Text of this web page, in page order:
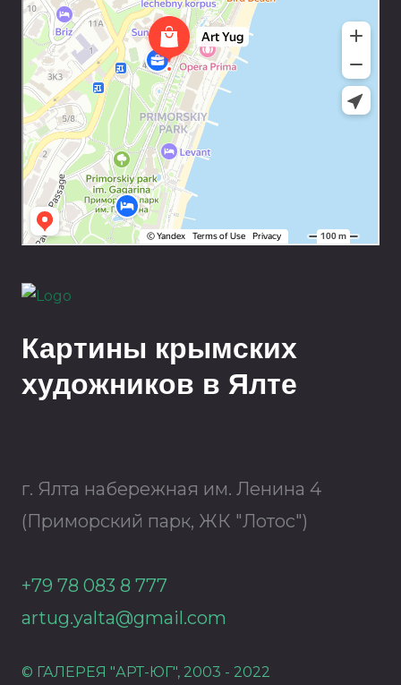
Картины крымских
художников в Ялте
г. Ялта набережная им. Ленина 4
(Приморский парк, ЖК "Лотос")
+79 78 083 8 777
artug.yalta@gmail.com
© ГАЛЕРЕЯ "АРТ-ЮГ", 2003 - 2022